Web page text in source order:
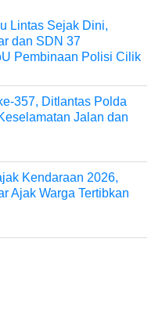
Lintas Sejak Dini,
dan SDN 37
Pembinaan Polisi Cilik
357, Ditlantas Polda
Jalan dan
Kendaraan 2026,
Ajak Warga Tertibkan